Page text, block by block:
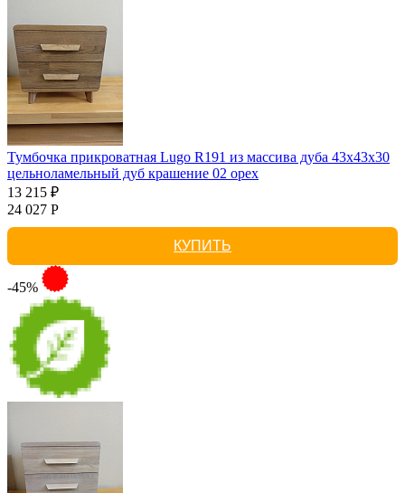
Тумбочка прикроватная Lugo R191 из массива дуба 43х43х30
цельноламельный дуб крашение 02 орех
13 215 ₽
24 027 Р
КУПИТЬ
-45%